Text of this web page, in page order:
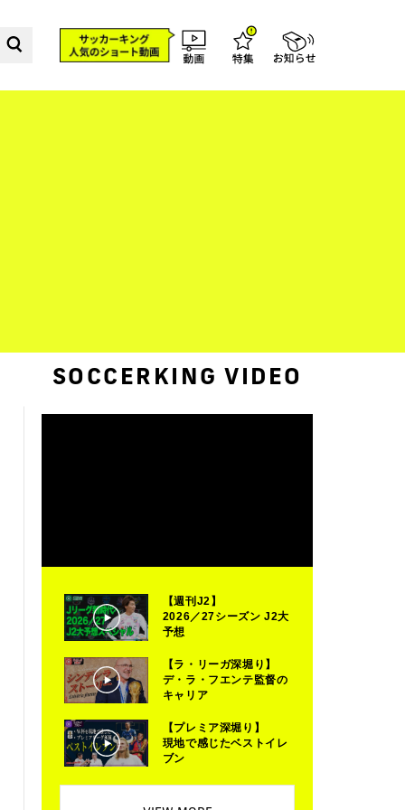
SOCCERKING VIDEO
【週刊J2】
2026／27シーズン J2大
予想
【ラ・リーガ深堀り】
デ・ラ・フエンテ監督の
キャリア
【プレミア深堀り】
現地で感じたベストイレ
ブン